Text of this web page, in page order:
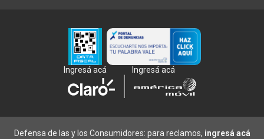
Ingresá acá Ingresá acá
Defensa de las y los Consumidores: para reclamos, ingresá acá